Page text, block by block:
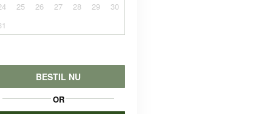
25 26 27 28 29
30
BESTIL NU
OR